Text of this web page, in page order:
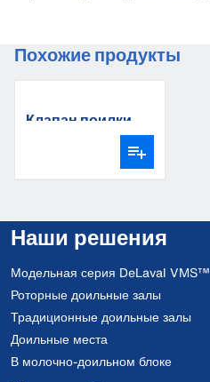
Похожие продукты
Клапан поилки
Наши решения
Модельная серия DeLaval VMS™
Роторные доильные залы
Традиционные доильные залы
Доильные места
В молочно-доильном блоке